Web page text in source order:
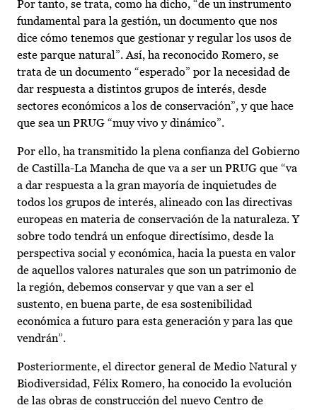
Por tanto, se trata, como ha dicho, “de un instrumento
fundamental para la gestión, un documento que nos
dice cómo tenemos que gestionar y regular los usos de
este parque natural”. Así, ha reconocido Romero, se
trata de un documento “esperado” por la necesidad de
dar respuesta a distintos grupos de interés, desde
sectores económicos a los de conservación”, y que hace
que sea un PRUG “muy vivo y dinámico”.
Por ello, ha transmitido la plena confianza del Gobierno
de Castilla-La Mancha de que va a ser un PRUG que “va
a dar respuesta a la gran mayoría de inquietudes de
todos los grupos de interés, alineado con las directivas
europeas en materia de conservación de la naturaleza. Y
sobre todo tendrá un enfoque directísimo, desde la
perspectiva social y económica, hacia la puesta en valor
de aquellos valores naturales que son un patrimonio de
la región, debemos conservar y que van a ser el
sustento, en buena parte, de esa sostenibilidad
económica a futuro para esta generación y para las que
vendrán”.
Posteriormente, el director general de Medio Natural y
Biodiversidad, Félix Romero, ha conocido la evolución
de las obras de construcción del nuevo Centro de